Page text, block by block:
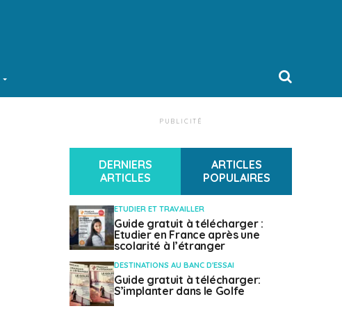
PUBLICITÉ
DERNIERS
ARTICLES
ARTICLES
POPULAIRES
ETUDIER ET TRAVAILLER
Guide gratuit à télécharger :
Etudier en France après une
scolarité à l’étranger
DESTINATIONS AU BANC D'ESSAI
Guide gratuit à télécharger:
S’implanter dans le Golfe